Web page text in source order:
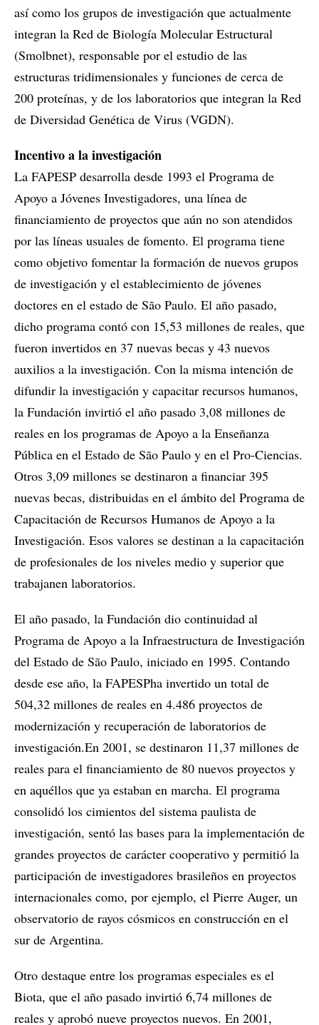
así como los grupos de investigación que actualmente
integran la Red de Biología Molecular Estructural
(Smolbnet), responsable por el estudio de las
estructuras tridimensionales y funciones de cerca de
200 proteínas, y de los laboratorios que integran la Red
de Diversidad Genética de Virus (VGDN).
Incentivo a la investigación
La FAPESP desarrolla desde 1993 el Programa de
Apoyo a Jóvenes Investigadores, una línea de
financiamiento de proyectos que aún no son atendidos
por las líneas usuales de fomento. El programa tiene
como objetivo fomentar la formación de nuevos grupos
de investigación y el establecimiento de jóvenes
doctores en el estado de São Paulo. El año pasado,
dicho programa contó con 15,53 millones de reales, que
fueron invertidos en 37 nuevas becas y 43 nuevos
auxilios a la investigación. Con la misma intención de
difundir la investigación y capacitar recursos humanos,
la Fundación invirtió el año pasado 3,08 millones de
reales en los programas de Apoyo a la Enseñanza
Pública en el Estado de São Paulo y en el Pro-Ciencias.
Otros 3,09 millones se destinaron a financiar 395
nuevas becas, distribuidas en el ámbito del Programa de
Capacitación de Recursos Humanos de Apoyo a la
Investigación. Esos valores se destinan a la capacitación
de profesionales de los niveles medio y superior que
trabajanen laboratorios.
El año pasado, la Fundación dio continuidad al
Programa de Apoyo a la Infraestructura de Investigación
del Estado de São Paulo, iniciado en 1995. Contando
desde ese año, la FAPESPha invertido un total de
504,32 millones de reales en 4.486 proyectos de
modernización y recuperación de laboratorios de
investigación.En 2001, se destinaron 11,37 millones de
reales para el financiamiento de 80 nuevos proyectos y
en aquéllos que ya estaban en marcha. El programa
consolidó los cimientos del sistema paulista de
investigación, sentó las bases para la implementación de
grandes proyectos de carácter cooperativo y permitió la
participación de investigadores brasileños en proyectos
internacionales como, por ejemplo, el Pierre Auger, un
observatorio de rayos cósmicos en construcción en el
sur de Argentina.
Otro destaque entre los programas especiales es el
Biota, que el año pasado invirtió 6,74 millones de
reales y aprobó nueve proyectos nuevos. En 2001,